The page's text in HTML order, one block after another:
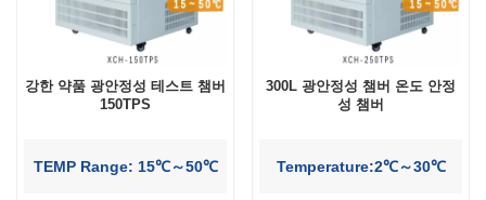
강한 약품 광안정성 테스트 챔버
150TPS
TEMP Range: 15℃～50℃
300L 광안정성 챔버 온도 안정
성 챔버
Temperature:2℃～30℃